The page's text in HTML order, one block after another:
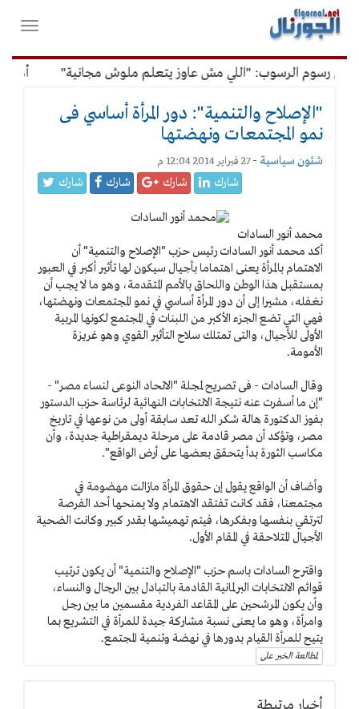
القائمة
الرئيسية
فتح
رسوم الرسوب: "اللي مش عاوز يتعلم ملوش مجانية" أمين
"الإصلاح والتنمية": دور المرأة أساسي فى
نمو المجتمعات ونهضتها
شئون سياسية -27 فبراير 2014 12:04 م
شارك شارك شارك شارك
محمد أنور السادات
أكد محمد أنور السادات رئيس حزب "الإصلاح والتنمية" أن
الاهتمام بالمرأة يعنى اهتماما بأجيال سيكون لها تأثير أكبر في العبور
بمستقبل هذا الوطن واللحاق بالأمم المتقدمة، وهو ما لا يجب أن
نغفله، مشيرا إلى أن دور المرأة أساسي في نمو المجتمعات ونهضتها،
فهي التي تضع الجزء الأكبر من اللبنات في المجتمع لكونها المربية
الأولى للأجيال، والتى تمتلك سلاح التأثير القوي وهو غريزة
الأمومة.
وقال السادات - فى تصريح لمجلة "الاتحاد النوعى لنساء مصر" -
"إن ما أسفرت عنه نتيجة الانتخابات النهائية لرئاسة حزب الدستور
بفوز الدكتورة هالة شكر الله تعد سابقة أولى من نوعها في تاريخ
مصر، وتؤكد أن مصر قادمة على مرحلة ديمقراطية جديدة، وأن
مكاسب الثورة بدأ يتحقق بعضها على أرض الواقع".
وأضاف أن الواقع يقول إن حقوق المرأة مازالت مهضومة في
مجتمعنا، فقد كانت تفتقد الاهتمام ولا يمنحها أحد الفرصة
لترتقي بنفسها وبفكرها، فيتم تهميشها بقدر كبير وكانت الضحية
الأجيال المتلاحقة في المقام الأول.
واقترح السادات باسم حزب "الإصلاح والتنمية" أن يكون ترتيب
قوائم الانتخابات البرلمانية القادمة بالتبادل بين الرجال والنساء،
وأن يكون المرشحين على المقاعد الفردية مقسمين ما بين رجل
وامرأة، وهو ما يعنى نسبة مشاركة جيدة للمرأة في التشريع بما
يتيح للمرأة القيام بدورها في نهضة وتنمية المجتمع.
لمطالعة الخبر على
أخبار مرتبطة